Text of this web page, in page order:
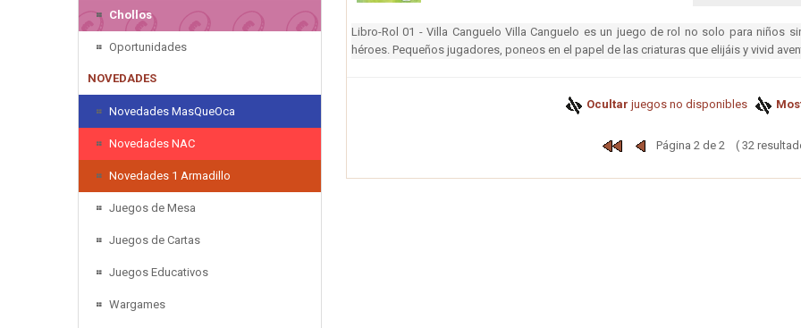
Chollos
Oportunidades
NOVEDADES
Novedades MasQueOca
Novedades NAC
Novedades 1 Armadillo
Juegos de Mesa
Juegos de Cartas
Juegos Educativos
Wargames
Libro-Rol 01 - Villa Canguelo Villa Canguelo es un juego de rol no solo para
héroes. Pequeños jugadores, poneos en el papel de las criaturas que elijáis y vivid
Ocultar juegos no disponibles
Página 2 de 2 ( 32